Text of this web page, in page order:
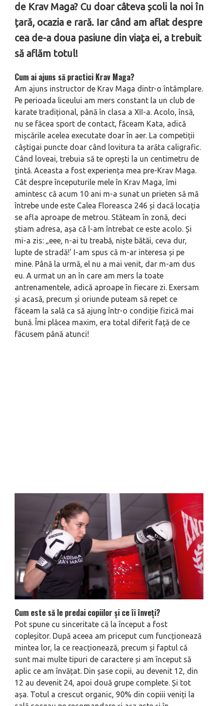
de Krav Maga? Cu doar câteva școli la noi în
țară, ocazia e rară. Iar când am aflat despre
cea de-a doua pa­siune din viața ei, a trebuit
să aflăm totul!
Cum ai ajuns să practici Krav Maga?
Am ajuns instructor de Krav Maga din­tr-o întâmplare.
Pe perioada liceului am mers constant la un club de
kara­te tradițional, până în clasa a XII-a. Acolo, însă,
nu se făcea sport de con­tact, făceam Kata, adică
mișcările ace­lea executate doar în aer. La competiții
câștigai puncte doar când lovitura ta arăta caligrafic.
Când loveai, trebu­ia să te oprești la un centimetru de
țintă. Aceasta a fost experiența mea pre-Krav Maga.
Cât despre începutu­rile mele în Krav Maga, îmi
amintesc că acum 10 ani m-a sunat un prieten să mă
întrebe unde este Calea Floreas­ca 246 și dacă locația
se afla aproape de metrou. Stăteam în zonă, deci
știam adresa, așa că l-am întrebat ce este acolo. Și
mi-a zis: „eee, n-ai tu treabă, niște bătăi, ceva dur,
lupte de stradă!' I-am spus că m-ar interesa și pe
mine. Până la urmă, el nu a mai venit, dar m-am dus
eu. A urmat un an în care am mers la toate
antrenamentele, adică aproape în fiecare zi. Exersam
și acasă, precum și oriunde puteam să repet ce
făceam la sală ca să ajung într-o condiție fizică mai
bună. Îmi plăcea maxim, era total diferit față de ce
făcusem până atunci!
Cum este să le predai copiilor și ce îi înveți?
Pot spune cu sinceritate că la început a fost
copleșitor. După aceea am pri­ceput cum funcționează
mintea lor, la ce reacționează, precum și faptul că
sunt mai multe tipuri de caracte­re și am început să
aplic ce am învățat. Din șase copii, au devenit 12, din
12 au devenit 24, apoi două grupe complete. Și tot
așa. Totul a crescut organic, 90% din copiii veniți la